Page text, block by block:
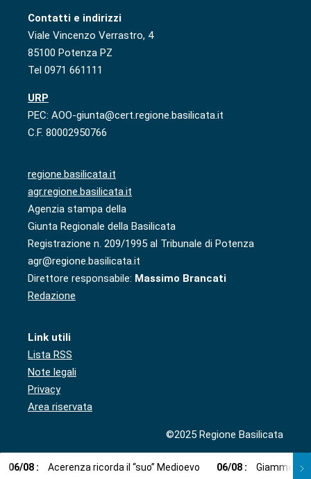
Contatti e indirizzi
Viale Vincenzo Verrastro, 4
85100 Potenza PZ
Tel 0971 661111
URP
PEC: AOO-giunta@cert.regione.basilicata.it
C.F. 80002950766
regione.basilicata.it
agr.regione.basilicata.it
Agenzia stampa della
Giunta Regionale della Basilicata
Registrazione n. 209/1995 al Tribunale di Potenza
agr@regione.basilicata.it
Direttore responsabile: Massimo Brancati
Redazione
Link utili
Lista RSS
Note legali
Privacy
Area riservata
©2025 Regione Basilicata
06/08 : Acerenza ricorda il “suo” Medioevo 06/08 : Giammetta